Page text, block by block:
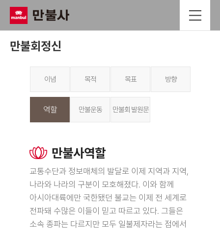
만불회정신
이념 목적 목표 방향
역할 만불운동 만불회 발원문
만불사역할
교통수단과 정보매체의 발달로 이제 지역과 지역,
나라와 나라의 구분이 모호해졌다. 이와 함께
아시아대륙에만 국한됐던 불교는 이제 전 세계로
전파돼 수많은 이들이 믿고 따르고 있다. 그들은
소속 종파는 다르지만 모두 일불제자라는 점에서